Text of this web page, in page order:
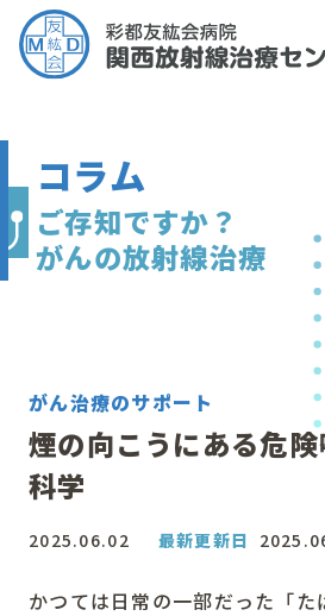
コラム
ご存知ですか？
がんの放射線治療
がん治療のサポート
煙の向こうにある危険
科学
2025.06.02 最新更新日
かつては日常の一部だった「た